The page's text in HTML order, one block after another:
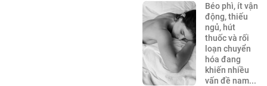
Béo phì, ít vận
động, thiếu
ngủ, hút
thuốc và rối
loạn chuyển
hóa đang
khiến nhiều
vấn đề nam...